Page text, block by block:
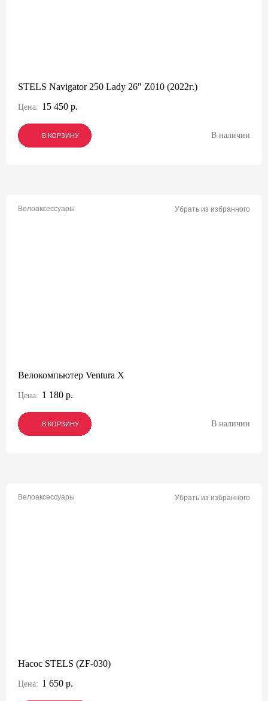
STELS Navigator 250 Lady 26" Z010 (2022г.)
Цена: 15 450 р.
В КОРЗИНУ
В КОРЗИНУ
В КОРЗИНУ В наличии
Велоаксессуары Убрать из избранного
Велокомпьютер Ventura X
Цена: 1 180 р.
В КОРЗИНУ
В КОРЗИНУ
В КОРЗИНУ В наличии
Велоаксессуары Убрать из избранного
Насос STELS (ZF-030)
Цена: 1 650 р.